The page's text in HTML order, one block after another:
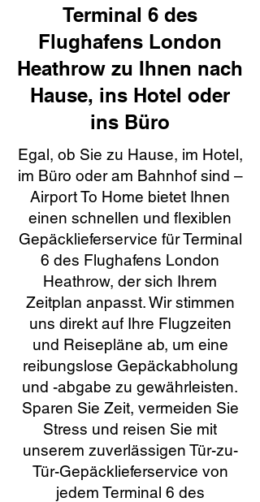
Terminal 6 des
Flughafens London
Heathrow zu Ihnen nach
Hause, ins Hotel oder
ins Büro
Egal, ob Sie zu Hause, im Hotel,
im Büro oder am Bahnhof sind –
Airport To Home bietet Ihnen
einen schnellen und flexiblen
Gepäcklieferservice für Terminal
6 des Flughafens London
Heathrow, der sich Ihrem
Zeitplan anpasst. Wir stimmen
uns direkt auf Ihre Flugzeiten
und Reisepläne ab, um eine
reibungslose Gepäckabholung
und -abgabe zu gewährleisten.
Sparen Sie Zeit, vermeiden Sie
Stress und reisen Sie mit
unserem zuverlässigen Tür-zu-
Tür-Gepäcklieferservice von
jedem Terminal 6 des